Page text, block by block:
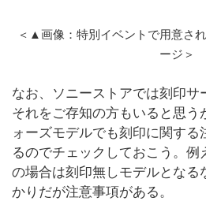
＜▲画像：特別イベントで用意さ
ージ＞
なお、ソニーストアでは刻印サ
それをご存知の方もいると思う
ォーズモデルでも刻印に関する
るのでチェックしておこう。例
の場合は刻印無しモデルとなる
かりだが注意事項がある。